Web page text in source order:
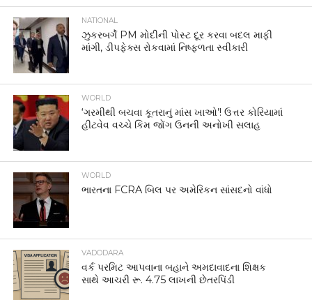
NATIONAL
ઝુકરબર્ગે PM મોદીની પોસ્ટ દૂર કરવા બદલ માફી
માંગી, ડીપફેક્સ રોકવામાં નિષ્ફળતા સ્વીકારી
WORLD
‘ગરમીથી બચવા કૂતરાનું માંસ ખાઓ’! ઉત્તર કોરિયામાં
હીટવેવ વચ્ચે કિમ જોંગ ઉનની અનોખી સલાહ
WORLD
ભારતના FCRA બિલ પર અમેરિકન સાંસદનો વાંધો
VADODARA
વર્ક પરમિટ આપવાના બહાને અમદાવાદના શિક્ષક
સાથે આચરી રૂ. 4.75 લાખની છેતરપિંડી